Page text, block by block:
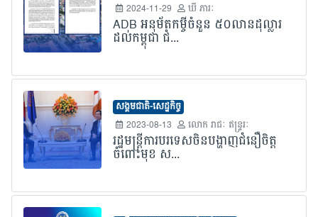
2024-11-29
ឃី ភារៈ
ADB អនុម័តកម្ចីចំនួន ៥០លានដុល្លារ
ដល់កម្ពុជា ជំ...
សង្គមជាតិ-សេដ្ឋកិច្ច
2023-08-13
លោក​ រាជៈ ឥន្រ្ទរៈ
រដ្ឋមន្រ្តីការបរទេសចិនបង្ហាញជំនឿចិត្ត
ចំពោះមុខ ស...